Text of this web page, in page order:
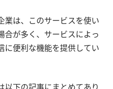
業は、このサービスを使い
合が多く、サービスによっ
に便利な機能を提供してい
以下の記事にまとめてあり